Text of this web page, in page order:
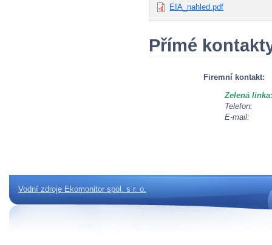
EIA_nahled.pdf
Přímé
Firemní kontakt:
Zelená linka:
Telefon:
E-mail:
Vodní zdroje Ekomonitor spol. s r. o.